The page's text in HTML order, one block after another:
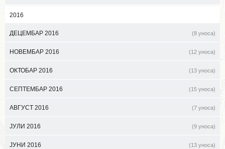
2016
ДЕЦЕМБАР 2016 (8 уноса)
НОВЕМБАР 2016 (12 уноса)
ОКТОБАР 2016 (13 уноса)
СЕПТЕМБАР 2016 (15 уноса)
АВГУСТ 2016 (7 уноса)
ЈУЛИ 2016 (9 уноса)
ЈУНИ 2016 (13 уноса)